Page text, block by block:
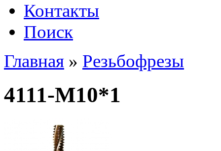
Контакты
Поиск
Главная » Резьбофрезы
4111-M10*1